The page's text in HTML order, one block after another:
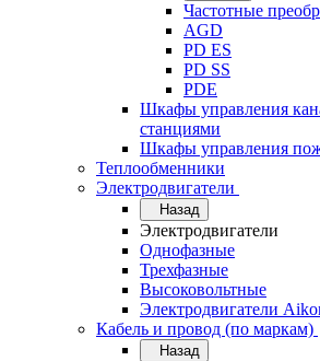
Частотные
AGD
PD ES
PD SS
PDE
Шкафы управления
станциями
Шкафы управления
Теплообменники
Электродвигатели
Назад
Электродвигатели
Однофазные
Трехфазные
Высоковольтные
Электродвигатели
Кабель и провод (по маркам)
Назад